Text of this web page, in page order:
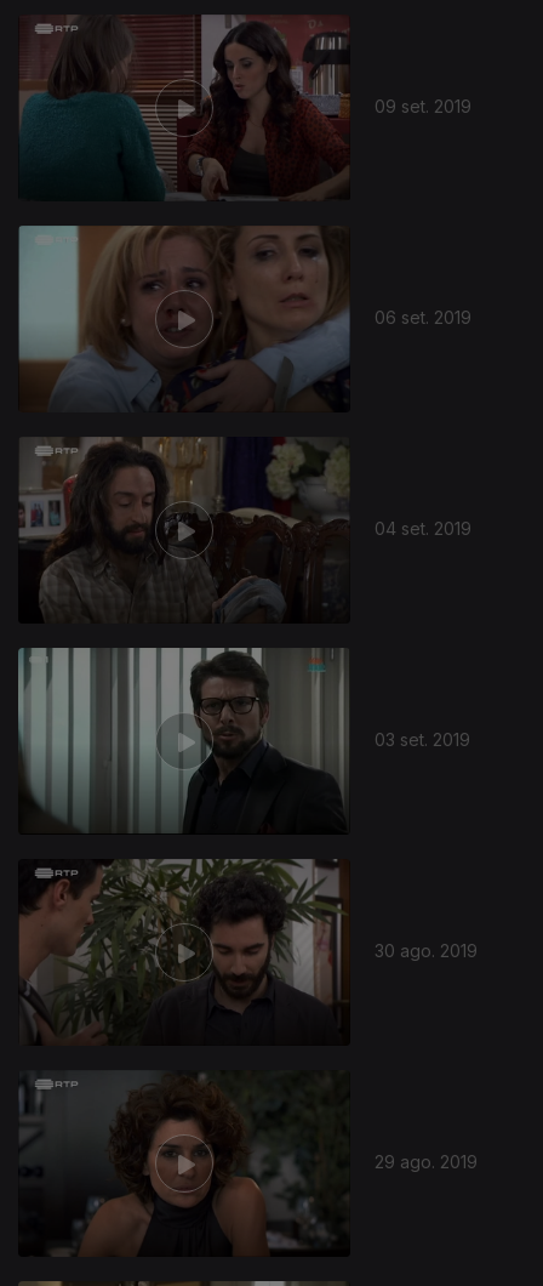
09 set. 2019
06 set. 2019
04 set. 2019
03 set. 2019
30 ago. 2019
29 ago. 2019